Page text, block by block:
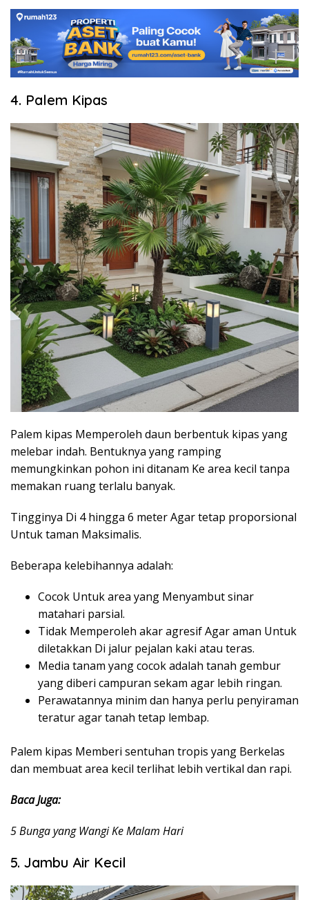
4. Palem Kipas
Palem kipas Memperoleh daun berbentuk kipas yang
melebar indah. Bentuknya yang ramping
memungkinkan pohon ini ditanam Ke area kecil tanpa
memakan ruang terlalu banyak.
Tingginya Di 4 hingga 6 meter Agar tetap proporsional
Untuk taman Maksimalis.
Beberapa kelebihannya adalah:
Cocok Untuk area yang Menyambut sinar
matahari parsial.
Tidak Memperoleh akar agresif Agar aman Untuk
diletakkan Di jalur pejalan kaki atau teras.
Media tanam yang cocok adalah tanah gembur
yang diberi campuran sekam agar lebih ringan.
Perawatannya minim dan hanya perlu penyiraman
teratur agar tanah tetap lembap.
Palem kipas Memberi sentuhan tropis yang Berkelas
dan membuat area kecil terlihat lebih vertikal dan rapi.
Baca Juga:
5 Bunga yang Wangi Ke Malam Hari
5. Jambu Air Kecil